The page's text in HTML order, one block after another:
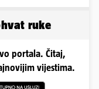
ruke
portala. Čitaj,
vijestima.